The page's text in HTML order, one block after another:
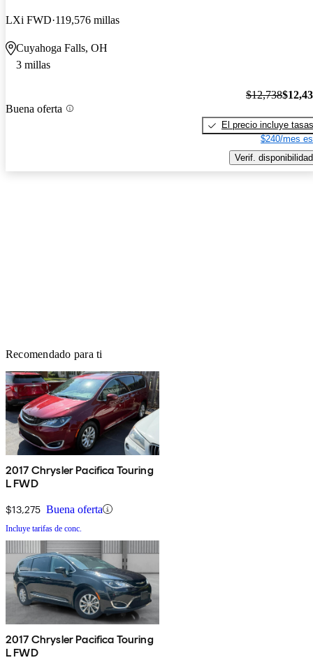
LXi FWD 119,576 millas
Cuyahoga Falls, OH
3 millas
Buena oferta
$12,738
El precio incluye tasas
$240/mes
Verif. disponibilidad
Recomendado para ti
2017 Chrysler Pacifica Touring
L FWD
$13,275 Buena oferta
Incluye tarifas de conc.
2017 Chrysler Pacifica Touring
L FWD